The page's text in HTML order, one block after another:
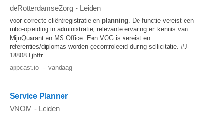
deRotterdamseZorg - Leiden
voor correcte cliëntregistratie en planning. De functie vereist een
mbo-opleiding in administratie, relevante ervaring en kennis van
MijnQuarant en MS Office. Een VOG is vereist en
referenties/diplomas worden gecontroleerd during sollicitatie. #J-
18808-Ljbffr...
appcast.io - vandaag
Service Planner
VNOM - Leiden